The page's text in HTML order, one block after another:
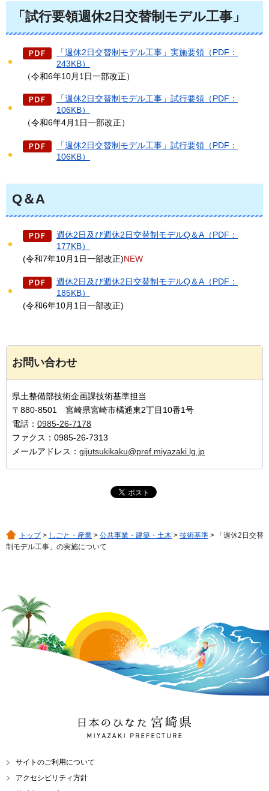
「試行要領週休2日交替制モデル工事」
「週休2日交替制モデル工事」実施要領（PDF：
243KB）
（令和6年10月1日一部改正）
「週休2日交替制モデル工事」試行要領（PDF：
106KB）
（令和6年4月1日一部改正）
「週休2日交替制モデル工事」試行要領（PDF：
106KB）
Q＆A
週休2日及び週休2日交替制モデルQ＆A（PDF：
177KB）
(令和7年10月1日一部改正)NEW
週休2日及び週休2日交替制モデルQ＆A（PDF：
185KB）
(令和6年10月1日一部改正)
お問い合わせ
県土整備部技術企画課技術基準担当
〒880-8501 宮崎県宮崎市橘通東2丁目10番1号
電話： 0985-26-7178
ファクス：0985-26-7313
メールアドレス： gijutsukikaku@pref.miyazaki.lg.jp
トップ> しごと・産業 > 公共事業・建築・土木 > 技術基準 > 「週休2日交替
制モデル工事」の実施について
日本のひなた 宮崎県
MIYAZAKI PREFECTURE
サイトのご利用について
アクセシビリティ方針